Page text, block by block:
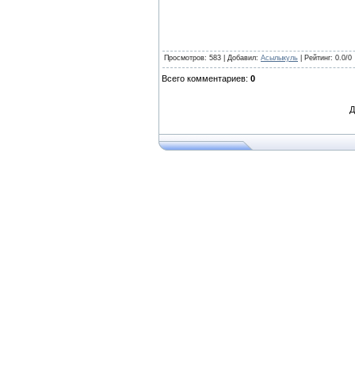
Просмотров: 583 | Добавил: Асылыкуль Рейтинг: 0.0/0
Всего комментариев: 0